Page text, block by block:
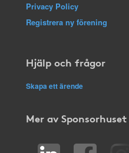
Privacy Policy
Registrera ny förening
Hjälp och frågor
Skapa ett ärende
Mer av Sponsorhuset